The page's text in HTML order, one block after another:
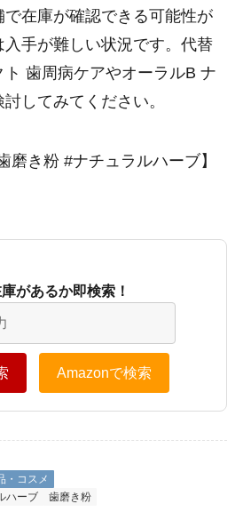
で在庫が確認できる可能性が
手が難しい状況です。代替
歯周病ケアやオーラルB ナ
してみてください。
磨き粉 #ナチュラルハーブ】
があるか即検索！
Amazonで検索
・コスメ
ハーブ 歯磨き粉